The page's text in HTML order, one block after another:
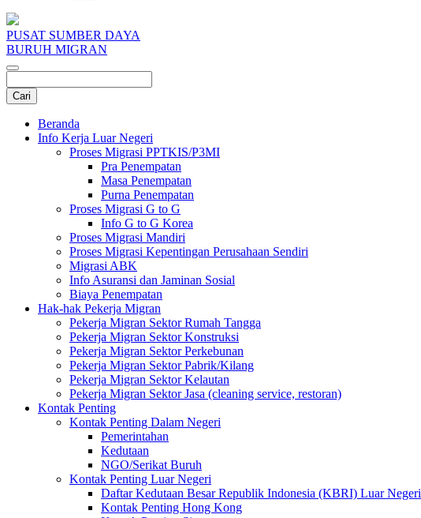
PUSAT SUMBER DAYA
BURUH MIGRAN
Beranda
Info Kerja Luar Negeri
Proses Migrasi PPTKIS/P3MI
Pra Penempatan
Masa Penempatan
Purna Penempatan
Proses Migrasi G to G
Info G to G Korea
Proses Migrasi Mandiri
Proses Migrasi Kepentingan Perusahaan Sendiri
Migrasi ABK
Info Asuransi dan Jaminan Sosial
Biaya Penempatan
Hak-hak Pekerja Migran
Pekerja Migran Sektor Rumah Tangga
Pekerja Migran Sektor Konstruksi
Pekerja Migran Sektor Perkebunan
Pekerja Migran Sektor Pabrik/Kilang
Pekerja Migran Sektor Kelautan
Pekerja Migran Sektor Jasa (cleaning service, restoran)
Kontak Penting
Kontak Penting Dalam Negeri
Pemerintahan
Kedutaan
NGO/Serikat Buruh
Kontak Penting Luar Negeri
Daftar Kedutaan Besar Republik Indonesia (KBRI) Luar Negeri
Kontak Penting Hong Kong